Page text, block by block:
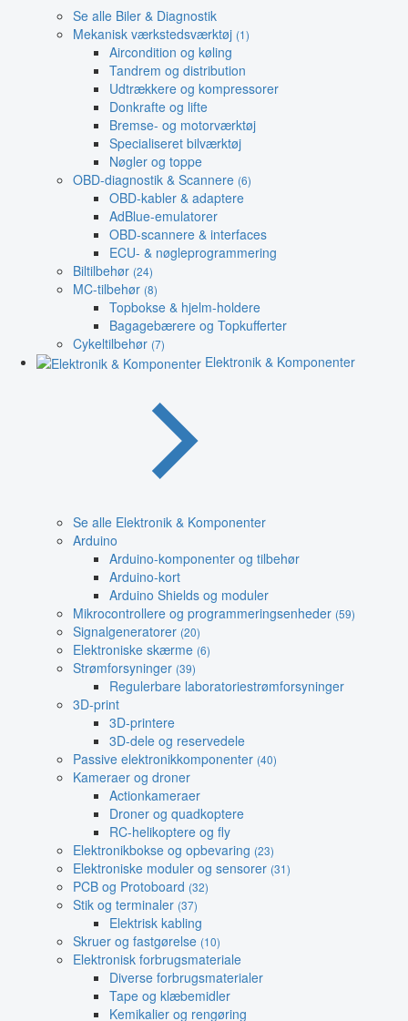
Se alle Biler & Diagnostik
Mekanisk værkstedsværktøj (1)
Aircondition og køling
Tandrem og distribution
Udtrækkere og kompressorer
Donkrafte og lifte
Bremse- og motorværktøj
Specialiseret bilværktøj
Nøgler og toppe
OBD-diagnostik & Scannere (6)
OBD-kabler & adaptere
AdBlue-emulatorer
OBD-scannere & interfaces
ECU- & nøgleprogrammering
Biltilbehør (24)
MC-tilbehør (8)
Topbokse & hjelm-holdere
Bagagebærere og Topkufferter
Cykeltilbehør (7)
Elektronik & Komponenter
Se alle Elektronik & Komponenter
Arduino
Arduino-komponenter og tilbehør
Arduino-kort
Arduino Shields og moduler
Mikrocontrollere og programmeringsenheder (59)
Signalgeneratorer (20)
Elektroniske skærme (6)
Strømforsyninger (39)
Regulerbare laboratoriestrømforsyninger
3D-print
3D-printere
3D-dele og reservedele
Passive elektronikkomponenter (40)
Kameraer og droner
Actionkameraer
Droner og quadkoptere
RC-helikoptere og fly
Elektronikbokse og opbevaring (23)
Elektroniske moduler og sensorer (31)
PCB og Protoboard (32)
Stik og terminaler (37)
Elektrisk kabling
Skruer og fastgørelse (10)
Elektronisk forbrugsmateriale
Diverse forbrugsmaterialer
Tape og klæbemidler
Kemikalier og rengøring